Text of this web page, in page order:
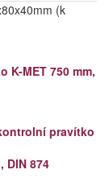
(k
K-MET 750 mm,
pravítko
DIN 874